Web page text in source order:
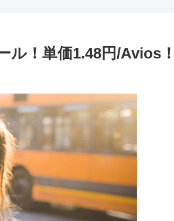
！単価1.48円/Avios！